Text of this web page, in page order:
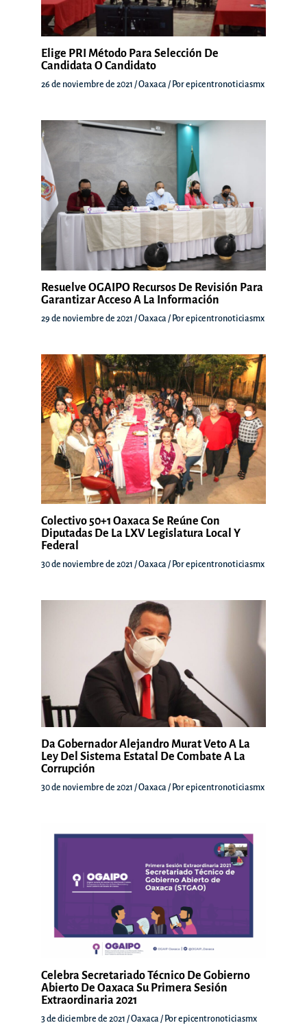
Elige PRI Método Para Selección De
Candidata O Candidato
26 de noviembre de 2021 /Oaxaca / Porepicentronoticiasmx
Resuelve OGAIPO Recursos De Revisión Para
Garantizar Acceso A La Información
29 de noviembre de 2021 /Oaxaca / Porepicentronoticiasmx
Colectivo 50+1 Oaxaca Se Reúne Con
Diputadas De La LXV Legislatura Local Y
Federal
30 de noviembre de 2021 /Oaxaca / Porepicentronoticiasmx
Da Gobernador Alejandro Murat Veto A La
Ley Del Sistema Estatal De Combate A La
Corrupción
30 de noviembre de 2021 /Oaxaca / Porepicentronoticiasmx
Celebra Secretariado Técnico De Gobierno
Abierto De Oaxaca Su Primera Sesión
Extraordinaria 2021
3 de diciembre de 2021 /Oaxaca / Porepicentronoticiasmx